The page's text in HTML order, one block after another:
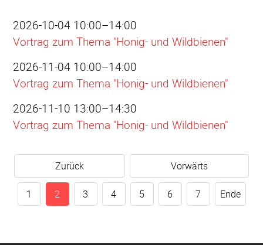
2026-10-04 10:00–14:00
Vortrag zum Thema "Honig- und Wildbienen"
2026-11-04 10:00–14:00
Vortrag zum Thema "Honig- und Wildbienen"
2026-11-10 13:00–14:30
Vortrag zum Thema "Honig- und Wildbienen"
Zurück Vorwärts
1 2 3 4 5 6 7 Ende